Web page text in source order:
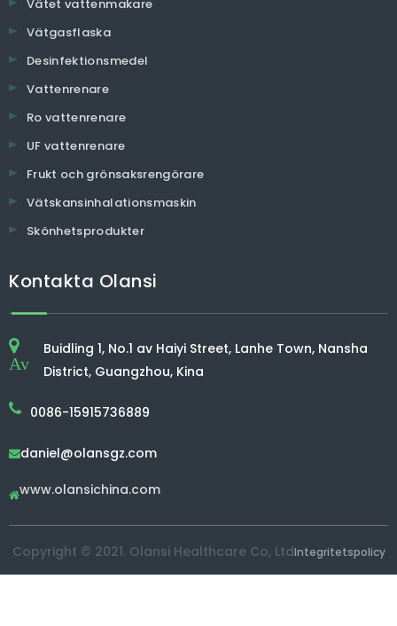
Vätet vattenmakare
Vätgasflaska
Desinfektionsmedel
Vattenrenare
Ro vattenrenare
UF vattenrenare
Frukt och grönsaksrengörare
Vätskansinhalationsmaskin
Skönhetsprodukter
Kontakta Olansi
Av
Buidling 1, No.1 av Haiyi Street, Lanhe Town, Nansha
District, Guangzhou, Kina
0086-15915736889
daniel@olansgz.com
www.olansichina.com
Copyright © 2021. Olansi Healthcare Co, LtdIntegritetspolicy